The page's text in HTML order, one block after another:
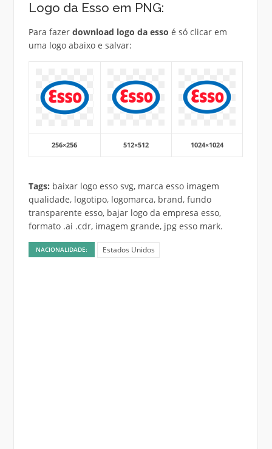
Logo da Esso em PNG:
Para fazer download logo da esso é só clicar em
uma logo abaixo e salvar:
256×256 512×512 1024×1024
Tags: baixar logo esso svg, marca esso imagem
qualidade, logotipo, logomarca, brand, fundo
transparente esso, bajar logo da empresa esso,
formato .ai .cdr, imagem grande, jpg esso mark.
NACIONALIDADE: Estados Unidos